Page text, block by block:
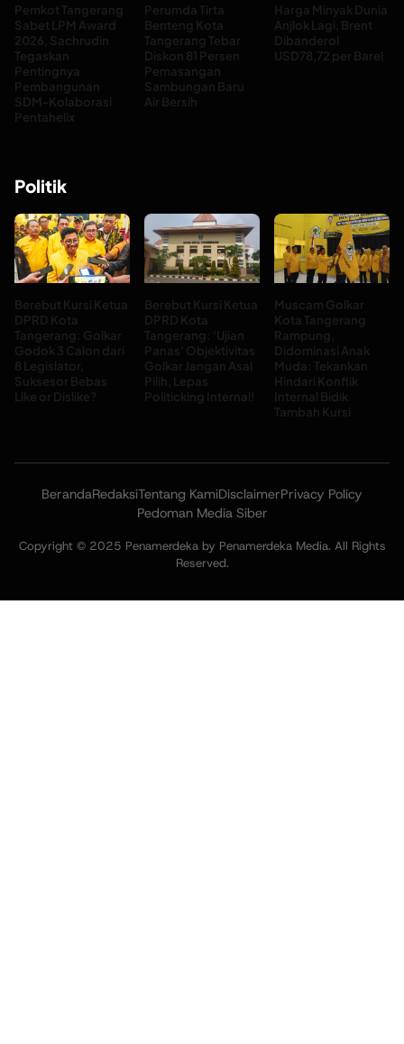
Pemkot Tangerang
Sabet LPM Award
2026, Sachrudin
Tegaskan
Pentingnya
Pembangunan
SDM-Kolaborasi
Pentahelix
Perumda Tirta
Benteng Kota
Tangerang Tebar
Diskon 81 Persen
Pemasangan
Sambungan Baru
Air Bersih
Harga Minyak Dunia
Anjlok Lagi, Brent
Dibanderol
USD78,72 per Barel
Politik
Berebut Kursi Ketua
DPRD Kota
Tangerang: Golkar
Godok 3 Calon dari
8 Legislator,
Suksesor Bebas
Like or Dislike?
Berebut Kursi Ketua
DPRD Kota
Tangerang: ‘Ujian
Panas’ Objektivitas
Golkar Jangan Asal
Pilih, Lepas
Politicking Internal!
Muscam Golkar
Kota Tangerang
Rampung,
Didominasi Anak
Muda: Tekankan
Hindari Konflik
Internal Bidik
Tambah Kursi
BerandaRedaksiTentang KamiDisclaimerPrivacy Policy
Pedoman Media Siber
Copyright © 2025 Penamerdeka by Penamerdeka Media. All Rights
Reserved.